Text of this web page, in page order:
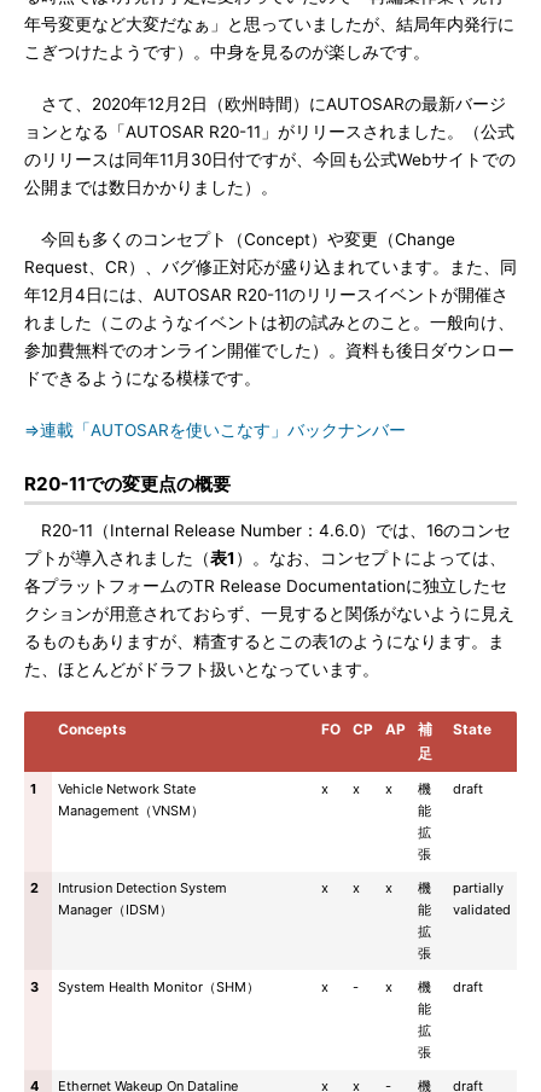
年号変更など大変だなぁ」と思っていましたが、結局年内発行に
こぎつけたようです）。中身を見るのが楽しみです。
さて、2020年12月2日（欧州時間）にAUTOSARの最新バージ
ョンとなる「AUTOSAR R20-11」がリリースされました。（公式
のリリースは同年11月30日付ですが、今回も公式Webサイトでの
公開までは数日かかりました）。
今回も多くのコンセプト（Concept）や変更（Change
Request、CR）、バグ修正対応が盛り込まれています。また、同
年12月4日には、AUTOSAR R20-11のリリースイベントが開催さ
れました（このようなイベントは初の試みとのこと。一般向け、
参加費無料でのオンライン開催でした）。資料も後日ダウンロー
ドできるようになる模様です。
⇒連載「AUTOSARを使いこなす」バックナンバー
R20-11での変更点の概要
R20-11（Internal Release Number：4.6.0）では、16のコンセ
プトが導入されました（表1 ）。なお、コンセプトによっては、
各プラットフォームのTR Release Documentationに独立したセ
クションが用意されておらず、一見すると関係がないように見え
るものもありますが、精査するとこの表1のようになります。ま
た、ほとんどがドラフト扱いとなっています。
Concepts FO CP AP
補
足
State
1
Vehicle Network State
Management（VNSM）
x x x
機
能
拡
張
draft
2
Intrusion Detection System
Manager（IDSM）
x x x
機
能
拡
張
partially
validated
3 System Health Monitor（SHM） x - x
機
能
拡
張
draft
4 Ethernet Wakeup On Dataline x x -
機
draft